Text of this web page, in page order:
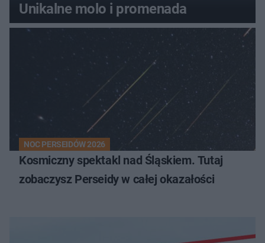
Unikalne molo i promenada
NOC PERSEIDÓW 2026
Kosmiczny spektakl nad Śląskiem. Tutaj
zobaczysz Perseidy w całej okazałości